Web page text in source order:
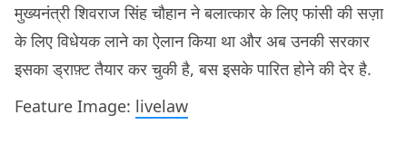
मुख्यनंत्री शिवराज सिंह चौहान ने बलात्कार के लिए फांसी की सज़ा
के लिए विधेयक लाने का ऐलान किया था और अब उनकी सरकार
इसका ड्राफ़्ट तैयार कर चुकी है, बस इसके पारित होने की देर है.
Feature Image: livelaw